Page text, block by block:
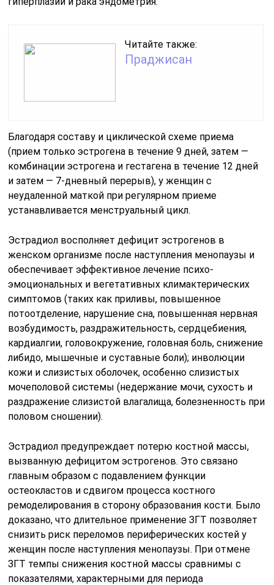
Читайте также:
Праджисан
Благодаря составу и циклической схеме приема
(прием только эстрогена в течение 9 дней, затем —
комбинации эстрогена и гестагена в течение 12 дней
и затем — 7-дневный перерыв), у женщин с
неудаленной маткой при регулярном приеме
устанавливается менструальный цикл.
Эстрадиол восполняет дефицит эстрогенов в
женском организме после наступления менопаузы и
обеспечивает эффективное лечение психо-
эмоциональных и вегетативных климактерических
симптомов (таких как приливы, повышенное
потоотделение, нарушение сна, повышенная нервная
возбудимость, раздражительность, сердцебиения,
кардиалгии, головокружение, головная боль, снижение
либидо, мышечные и суставные боли); инволюции
кожи и слизистых оболочек, особенно слизистых
мочеполовой системы (недержание мочи, сухость и
раздражение слизистой влагалища, болезненность при
половом сношении).
Эстрадиол предупреждает потерю костной массы,
вызванную дефицитом эстрогенов. Это связано
главным образом с подавлением функции
остеокластов и сдвигом процесса костного
ремоделирования в сторону образования кости. Было
доказано, что длительное применение ЗГТ позволяет
снизить риск переломов периферических костей у
женщин после наступления менопаузы. При отмене
ЗГТ темпы снижения костной массы сравнимы с
показателями, характерными для периода